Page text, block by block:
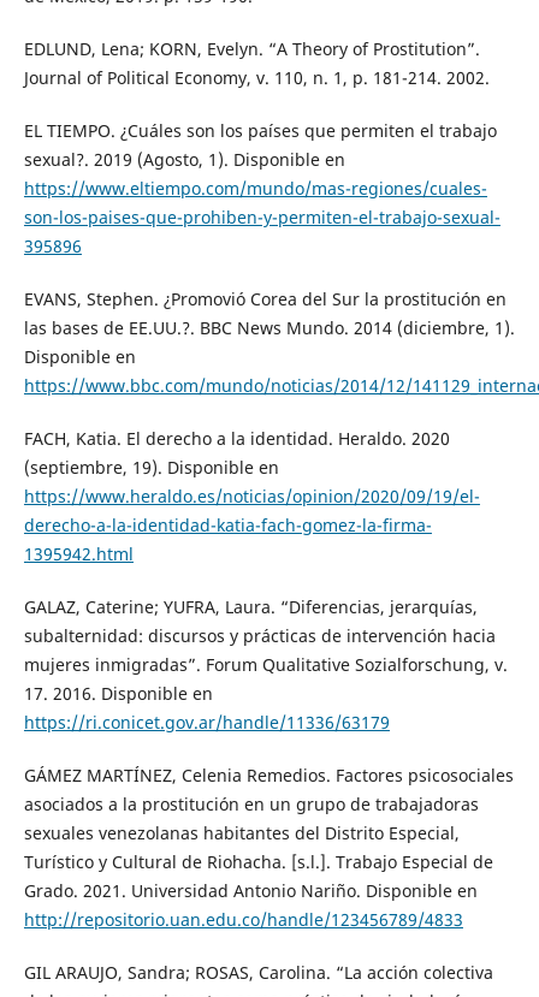
EDLUND, Lena; KORN, Evelyn. “A Theory of Prostitution”.
Journal of Political Economy, v. 110, n. 1, p. 181-214. 2002.
EL TIEMPO. ¿Cuáles son los países que permiten el trabajo
sexual?. 2019 (Agosto, 1). Disponible en
https://www.eltiempo.com/mundo/mas-regiones/cuales-
son-los-paises-que-prohiben-y-permiten-el-trabajo-sexual-
395896
EVANS, Stephen. ¿Promovió Corea del Sur la prostitución en
las bases de EE.UU.?. BBC News Mundo. 2014 (diciembre, 1).
Disponible en
https://www.bbc.com/mundo/noticias/2014/12/
FACH, Katia. El derecho a la identidad. Heraldo. 2020
(septiembre, 19). Disponible en
https://www.heraldo.es/noticias/opinion/2020/09/19/el-
derecho-a-la-identidad-katia-fach-gomez-la-firma-
1395942.html
GALAZ, Caterine; YUFRA, Laura. “Diferencias, jerarquías,
subalternidad: discursos y prácticas de intervención hacia
mujeres inmigradas”. Forum Qualitative Sozialforschung, v.
17. 2016. Disponible en
https://ri.conicet.gov.ar/handle/11336/63179
GÁMEZ MARTÍNEZ, Celenia Remedios. Factores psicosociales
asociados a la prostitución en un grupo de trabajadoras
sexuales venezolanas habitantes del Distrito Especial,
Turístico y Cultural de Riohacha. [s.l.]. Trabajo Especial de
Grado. 2021. Universidad Antonio Nariño. Disponible en
http://repositorio.uan.edu.co/handle/123456789/4833
GIL ARAUJO, Sandra; ROSAS, Carolina. “La acción colectiva